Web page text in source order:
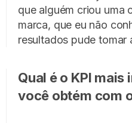
que alguém criou uma
marca, que eu não
resultados pude tomar
Qual é o KPI
você obtém com